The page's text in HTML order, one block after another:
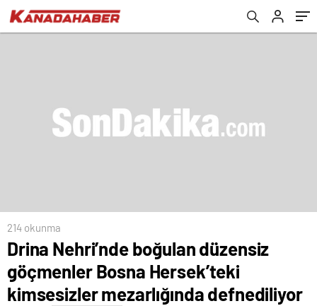
214 okunma
Drina Nehri’nde boğulan düzensiz
göçmenler Bosna Hersek’teki
kimsesizler mezarlığında defnediliyor